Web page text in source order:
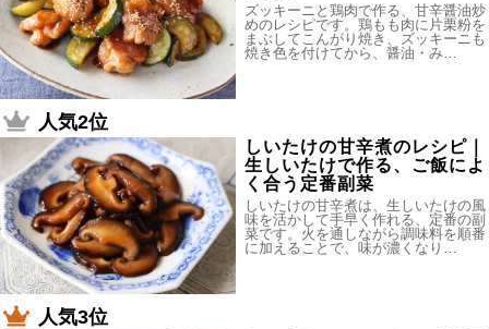
ズッキーニと鶏肉で作る、甘辛醤油炒
めのレシピです。鶏もも肉に片栗粉を
まぶしてこんがり焼き、ズッキーニも
焼き色を付けてから、醤油・み…
人気2位
しいたけの甘辛煮のレシピ｜
生しいたけで作る、ご飯によ
く合う定番副菜
しいたけの甘辛煮は、生しいたけの風
味を活かして手早く作れる、定番の副
菜です。火を通しながら調味料を順番
に加えることで、味が濃くなり…
人気3位